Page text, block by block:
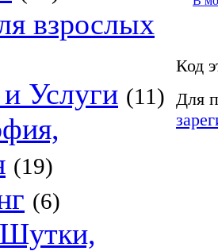
взрослых
Услуги (11)
(19)
(6)
Код
Для